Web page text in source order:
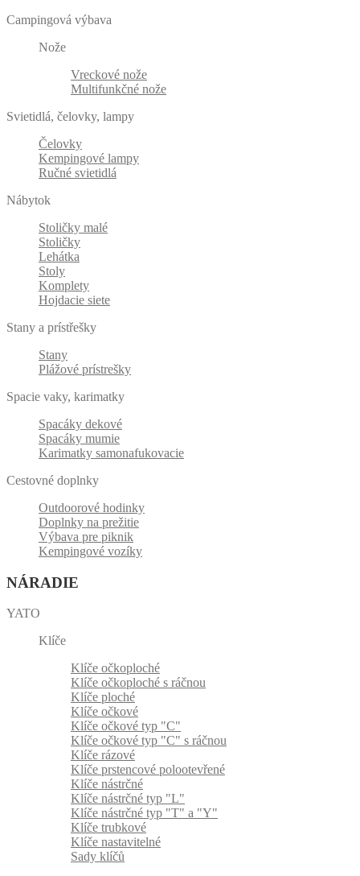
Campingová výbava
Nože
Vreckové nože
Multifunkčné nože
Svietidlá, čelovky, lampy
Čelovky
Kempingové lampy
Ručné svietidlá
Nábytok
Stoličky malé
Stoličky
Lehátka
Stoly
Komplety
Hojdacie siete
Stany a prístřešky
Stany
Plážové prístrešky
Spacie vaky, karimatky
Spacáky dekové
Spacáky mumie
Karimatky samonafukovacie
Cestovné doplnky
Outdoorové hodinky
Doplnky na prežitie
Výbava pre piknik
Kempingové vozíky
NÁRADIE
YATO
Klíče
Klíče očkoploché
Klíče očkoploché s ráčnou
Klíče ploché
Klíče očkové
Klíče očkové typ "C"
Klíče očkové typ "C" s ráčnou
Klíče rázové
Klíče prstencové polootevřené
Klíče nástrčné
Klíče nástrčné typ "L"
Klíče nástrčné typ "T" a "Y"
Klíče trubkové
Klíče nastavitelné
Sady klíčů